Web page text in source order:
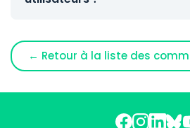
← Retour à la liste des